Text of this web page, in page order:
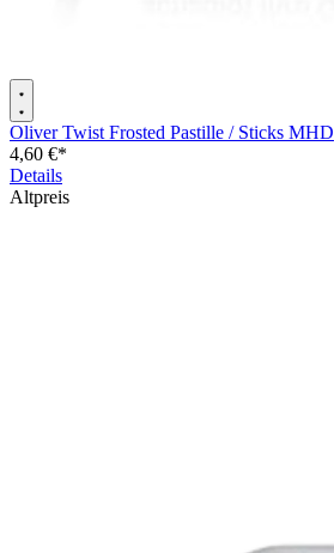
Oliver Twist Frosted Pastille / Sticks MHD
4,60 €*
Details
Altpreis